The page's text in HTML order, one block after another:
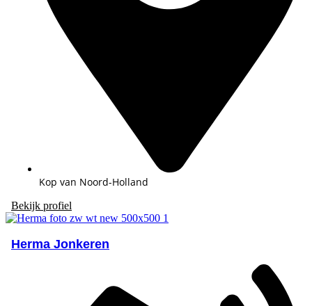
Kop van Noord-Holland
Bekijk profiel
Herma Jonkeren